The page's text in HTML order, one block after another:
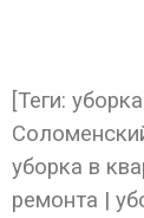
[Теги:
уборка в
ремонта |